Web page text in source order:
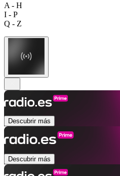
A - H
I - P
Q - Z
Descubrir más
Descubrir más